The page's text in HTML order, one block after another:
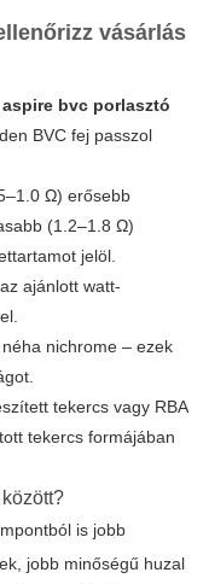
vásárlás
aspire bvc porlasztó
BVC fej passzol
Ω) erősebb
(1.2–1.8 Ω)
jelöl.
ajánlott watt-
nichrome – ezek
tekercs vagy RBA
tekercs formájában
is jobb
jobb minőségű huzal